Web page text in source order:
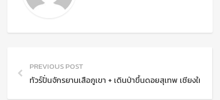
PREVIOUS POST
ทัวร์ปั่นจักรยานเสือภูเขา + เดินป่าขึ้นดอยสุเทพ เชียงใหม่